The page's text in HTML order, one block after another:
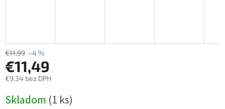
€11,99 –4 %
€11,49
€9,34 bez DPH
cena:
Skladom (1 ks)